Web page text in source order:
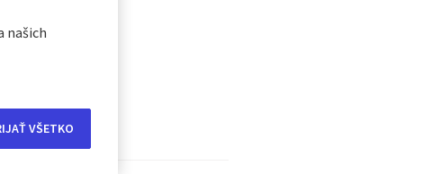
našich
VŠETKO